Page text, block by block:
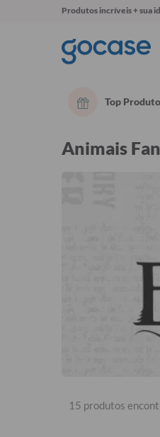
Produtos incríveis + sua
Top
Animais
15 produtos